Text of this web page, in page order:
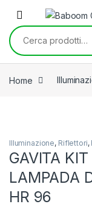
Skip to navigation
Skip to content
Cerca:
Home
Illuminazione, Riflettori,
GAVITA
LAMPADA
HR 96